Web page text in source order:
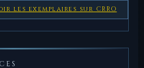
les exemplaires sur CRRO